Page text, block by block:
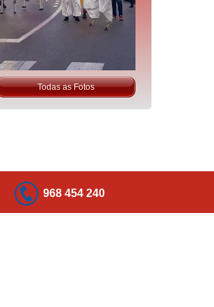
Todas as Fotos
968 454 240